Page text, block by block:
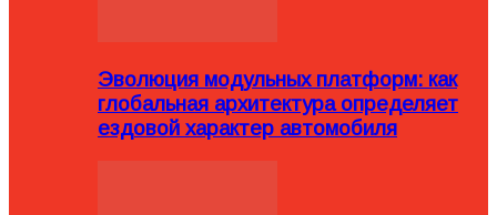
Эволюция модульных платформ: как
глобальная архитектура определяет
ездовой характер автомобиля